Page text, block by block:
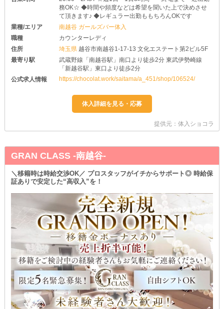
務OK☆ ◆時間や頻度などは希望を聞いた上で決めさせ
て頂きます♪ ◆レギュラー出勤ももちろんOKです
業種/エリア
南越谷 ガールズバー体入
職種
カウンターレディ
住所
埼玉県 越谷市南越谷1-17-13 文化エステート第2ビル5F
最寄り駅
武蔵野線「南越谷駅」南口より徒歩2分 東武伊勢崎線
「新越谷駅」東口より徒歩2分
公式求人情報
https://chocolat.work/saitama/a_451/shop/106524/
提供元：体入ショコラ
GRAN CLASS -南越谷-
＼移籍時は時給交渉OK／ プロスタッフがイチからサポート◎ 時給保
証ありで安定した“高収入”を！